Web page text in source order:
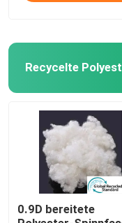
Mikrofaser-
Nichtgewebtes
Polymer-Kissen
Recycelte
0.9D bereitete